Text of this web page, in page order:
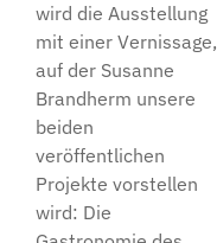
wird die Ausstellung
mit einer Vernissage,
auf der Susanne
Brandherm unsere
beiden
veröffentlichen
Projekte vorstellen
wird: Die